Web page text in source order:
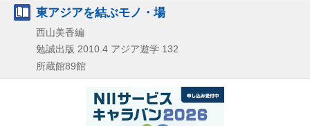
東アジアを結ぶモノ・場
西山美香編
勉誠出版 2010.4 アジア遊学 132
所蔵館89館